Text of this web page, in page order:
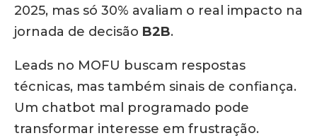
2025, mas só 30% avaliam o real impacto na
jornada de decisão B2B.
Leads no MOFU buscam respostas
técnicas, mas também sinais de confiança.
Um chatbot mal programado pode
transformar interesse em frustração.